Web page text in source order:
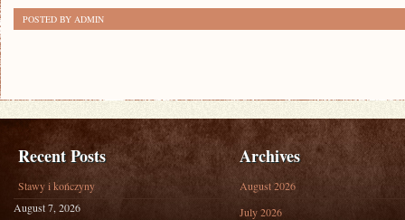
POSTED BY ADMIN
Recent Posts
Stawy i kończyny
August 7, 2026
Archives
August 2026
July 2026